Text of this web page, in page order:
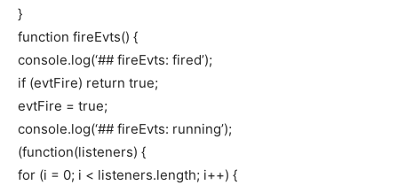
}
function fireEvts() {
console.log(‘## fireEvts: fired’);
if (evtFire) return true;
evtFire = true;
console.log(‘## fireEvts: running’);
(function(listeners) {
for (i = 0; i < listeners.length; i++) {